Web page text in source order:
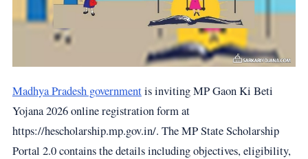
Madhya Pradesh governmentis inviting MP Gaon Ki Beti
Yojana 2026 online registration form at
https://hescholarship.mp.gov.in/. The MP State Scholarship
Portal 2.0 contains the details including objectives, eligibility,